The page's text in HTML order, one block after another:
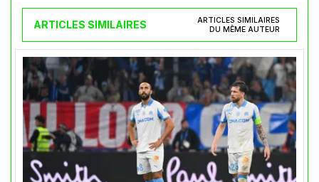
ARTICLES SIMILAIRES
ARTICLES SIMILAIRES
DU MÊME AUTEUR